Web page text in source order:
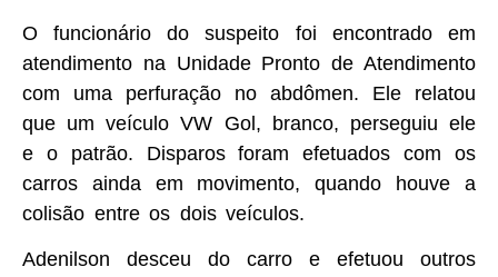
O funcionário do suspeito foi encontrado em
atendimento na Unidade Pronto de Atendimento
com uma perfuração no abdômen. Ele relatou
que um veículo VW Gol, branco, perseguiu ele
e o patrão. Disparos foram efetuados com os
carros ainda em movimento, quando houve a
colisão entre os dois veículos.
Adenilson desceu do carro e efetuou outros